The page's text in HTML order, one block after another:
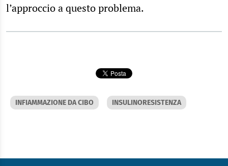
l’approccio a questo problema.
INFIAMMAZIONE DA CIBO INSULINORESISTENZA